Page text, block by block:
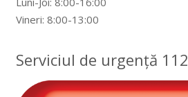
Vineri: 8:00-13:00
Serviciul de urgență 112